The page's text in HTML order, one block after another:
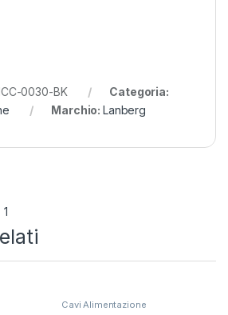
0030-BK
Categoria:
Marchio: Lanberg
Cavi Alimentazione